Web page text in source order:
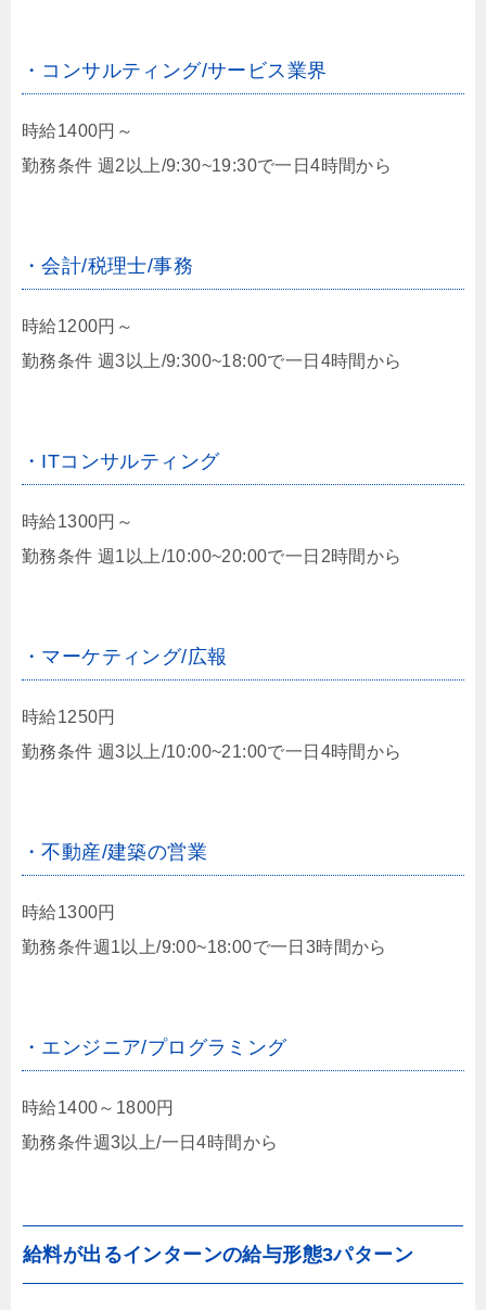
・コンサルティング/サービス業界
時給1400円～
勤務条件 週2以上/9:30~19:30で一日4時間から
・会計/税理士/事務
時給1200円～
勤務条件 週3以上/9:300~18:00で一日4時間から
・ITコンサルティング
時給1300円～
勤務条件 週1以上/10:00~20:00で一日2時間から
・マーケティング/広報
時給1250円
勤務条件 週3以上/10:00~21:00で一日4時間から
・不動産/建築の営業
時給1300円
勤務条件週1以上/9:00~18:00で一日3時間から
・エンジニア/プログラミング
時給1400～1800円
勤務条件週3以上/一日4時間から
給料が出るインターンの給与形態3パターン